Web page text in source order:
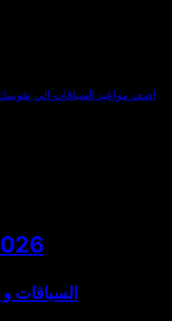
اضف مواعيد السباقات الي
السباقات و